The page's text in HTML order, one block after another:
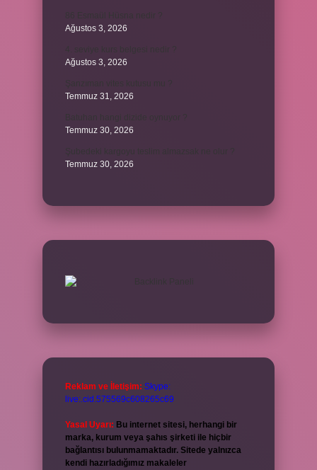
Ağustos 3, 2026
Ağustos 3, 2026
Temmuz 31, 2026
Temmuz 30, 2026
Temmuz 30, 2026
Reklam ve İletişim: Skype:
live:.cid.575569c608265c69
Yasal Uyarı: Bu internet sitesi, herhangi bir
marka, kurum veya şahıs şirketi ile hiçbir
bağlantısı bulunmamaktadır. Sitede yalnızca
kendi hazırladığımız makaleler